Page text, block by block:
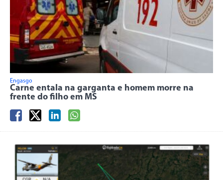
Engasgo
Carne entala na garganta e homem morre na
frente do filho em MS